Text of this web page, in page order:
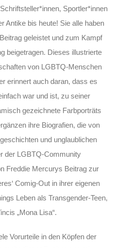
Sportler*innen
Antike bis heute! Sie alle haben
geleistet und zum Kampf
beigetragen. Dieses illustrierte
von LGBTQ-Menschen
erinnert auch daran, dass es
war und ist, zu seiner
gezeichnete Farbporträts
ihre Biografien, die von
und unglaublichen
der LGBTQ-Community
Freddie Mercurys Beitrag zur
Comig-Out in ihrer eigenen
Leben als Transgender-Teen,
„Mona Lisa“.
Vorurteile in den Köpfen der